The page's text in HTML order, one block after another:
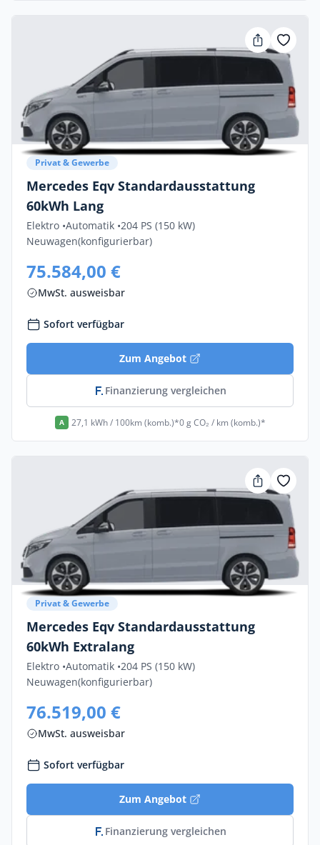
Privat & Gewerbe
Mercedes Eqv Standardausstattung
60kWh Lang
Elektro •Automatik •204 PS (150 kW)
Neuwagen(konfigurierbar)
75.584,00 €
MwSt. ausweisbar
Sofort verfügbar
Zum Angebot
Finanzierung vergleichen
A 27,1 kWh / 100km (komb.)*0 g CO₂ / km (komb.)*
Privat & Gewerbe
Mercedes Eqv Standardausstattung
60kWh Extralang
Elektro •Automatik •204 PS (150 kW)
Neuwagen(konfigurierbar)
76.519,00 €
MwSt. ausweisbar
Sofort verfügbar
Zum Angebot
Finanzierung vergleichen